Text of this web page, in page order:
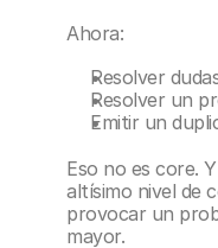
Ahora:
Resolver
Resolver un
Emitir un
Eso no es core.
altísimo nivel de
provocar un
mayor.